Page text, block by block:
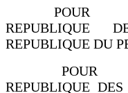
REPUBLIQUE DU
REPUBLIQUE